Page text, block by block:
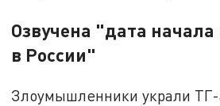
Озвучена "дата
в России"
Злоумышленники украли ТГ-